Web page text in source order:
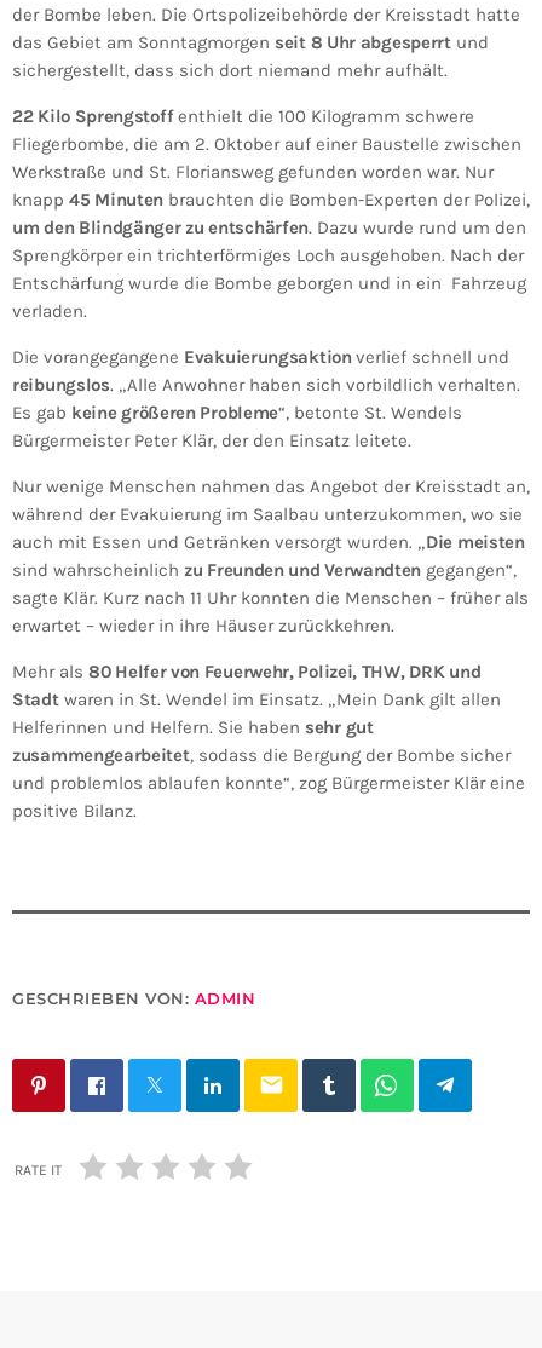
der Bombe leben. Die Ortspolizeibehörde der Kreisstadt hatte
das Gebiet am Sonntagmorgen seit 8 Uhr abgesperrtund
sichergestellt, dass sich dort niemand mehr aufhält.
22 Kilo Sprengstoffenthielt die 100 Kilogramm schwere
Fliegerbombe, die am 2. Oktober auf einer Baustelle zwischen
Werkstraße und St. Floriansweg gefunden worden war. Nur
knapp 45 Minuten brauchten die Bomben-Experten der Polizei,
um den Blindgänger zu entschärfen. Dazu wurde rund um den
Sprengkörper ein trichterförmiges Loch ausgehoben. Nach der
Entschärfung wurde die Bombe geborgen und in ein Fahrzeug
verladen.
Die vorangegangene Evakuierungsaktionverlief schnell und
reibungslos. „Alle Anwohner haben sich vorbildlich verhalten.
Es gab keine größeren Probleme“, betonte St. Wendels
Bürgermeister Peter Klär, der den Einsatz leitete.
Nur wenige Menschen nahmen das Angebot der Kreisstadt an,
während der Evakuierung im Saalbau unterzukommen, wo sie
auch mit Essen und Getränken versorgt wurden. „Die meisten
sind wahrscheinlich zu Freunden und Verwandten gegangen“,
sagte Klär. Kurz nach 11 Uhr konnten die Menschen – früher als
erwartet – wieder in ihre Häuser zurückkehren.
Mehr als 80 Helfer von Feuerwehr, Polizei, THW, DRK und
Stadtwaren in St. Wendel im Einsatz. „Mein Dank gilt allen
Helferinnen und Helfern. Sie haben sehr gut
zusammengearbeitet, sodass die Bergung der Bombe sicher
und problemlos ablaufen konnte“, zog Bürgermeister Klär eine
positive Bilanz.
GESCHRIEBEN VON: ADMIN
email
RATE IT